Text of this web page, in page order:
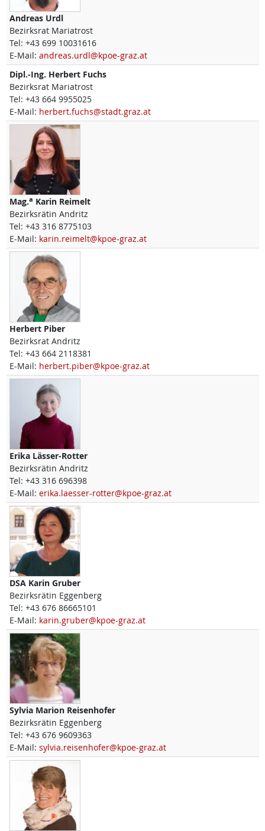
Andreas Urdl
Bezirksrat Mariatrost
Tel: +43 699 10031616
E-Mail: andreas.urdl@kpoe-graz.at
Dipl.-Ing. Herbert Fuchs
Bezirksrat Mariatrost
Tel: +43 664 9955025
E-Mail: herbert.fuchs@stadt.graz.at
Mag.a Karin Reimelt
Bezirksrätin Andritz
Tel: +43 316 8775103
E-Mail: karin.reimelt@kpoe-graz.at
Herbert Piber
Bezirksrat Andritz
Tel: +43 664 2118381
E-Mail: herbert.piber@kpoe-graz.at
Erika Lässer-Rotter
Bezirksrätin Andritz
Tel: +43 316 696398
E-Mail: erika.laesser-rotter@kpoe-graz.at
DSA Karin Gruber
Bezirksrätin Eggenberg
Tel: +43 676 86665101
E-Mail: karin.gruber@kpoe-graz.at
Sylvia Marion Reisenhofer
Bezirksrätin Eggenberg
Tel: +43 676 9609363
E-Mail: sylvia.reisenhofer@kpoe-graz.at